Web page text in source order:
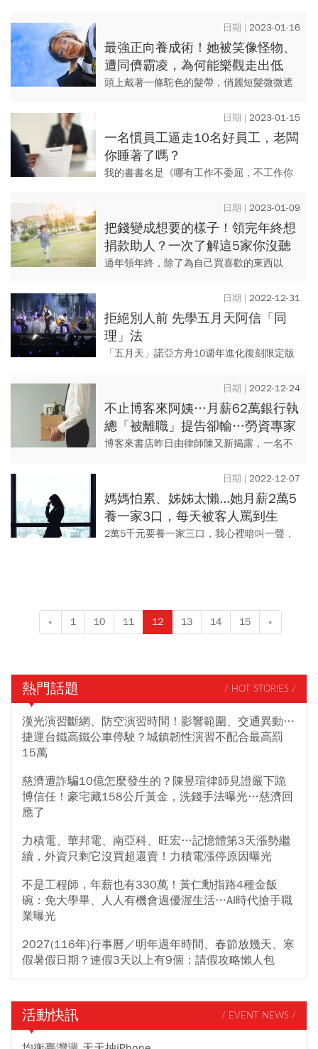
體，有天她突然就走了，那個不負責任的男
人，轉眼擁有了她所有的東西。...
2023-01-16
最強正向養成術！她被笑像怪物、
遭同儕霸凌，為何能樂觀走出低
潮：是媽媽讓我學會勇敢
頭上戴著一條駝色的髮帶，俏麗短髮微微遮
耳症的顱顏少女鄒宛倫，有斜視、弱視、雙
側小耳症和耳道閉鎖，必須藉...
2023-01-15
一名慣員工逼走10名好員工，老闆
你睡著了嗎？
我的書書名是《哪有工作不委屈，不工作你
委屈」，每個人碰到的委屈五花八門，其中
有一個委屈談得最熱烈，那就...
2023-01-09
把錢變成想要的樣子！領完年終想
捐款助人？一次了解這5家你沒聽
過「卻默默行善的團體」
過年領年終，除了為自己買喜歡的東西以
呢？《今周刊》整理有募款需求、長期默默
行善的團體，提供想盡份心力的你...
2022-12-31
拒絕別人前 先學五月天阿信「同
理」法
「五月天」諾亞方舟10週年進化復刻限定版
售罄，為了滿足買不到票的粉絲期望，特別
舉辦線上跨年演唱會 ...
2022-12-24
不止博客來阿姨…月薪62萬銀行執
總「被離職」提告卻輸…勞資專家
解析：僱傭、承攬哪不一樣
博客來書店昨日由律師陳又新揭露，一名不
下班打卡，被解僱卻沒有退休金，博客來疑
似是「假承攬真僱傭」，引...
2022-12-07
媽媽怕累、姊姊太懶...她月薪2萬5
養一家3口，每天被客人罵到生
病...「寄生家人」讓全家都毀了
2萬5千元要養一家三口，我心裡暗叫一聲，
« 1 10 11 12 13 14 15 »
熱門話題 / HOT STORIES /
漢光演習斷網、防空演習時間！影響範圍、交通異動…
捷運台鐵高鐵公車停駛？城鎮韌性演習不配合最高罰
15萬
慈濟遭詐騙10億怎麼發生的？陳昱瑄律師見證嚴下跪
博信任！豪宅藏158公斤黃金，洗錢手法曝光…慈濟回
應了
力積電、華邦電、南亞科、旺宏…記憶體第3天漲勢繼
續，外資只剩它沒買超還賣！力積電漲停原因曝光
不是工程師，年薪也有330萬！黃仁勳指路4種金飯
碗：免大學畢、人人有機會過優渥生活…AI時代搶手職
業曝光
2027(116年)行事曆／明年過年時間、春節放幾天、寒
假暑假日期？連假3天以上有9個：請假攻略懶人包
活動快訊 / EVENT NEWS /